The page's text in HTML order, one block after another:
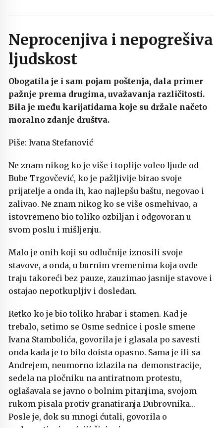
Neprocenjiva i nepogrešiva
ljudskost
Obogatila je i sam pojam poštenja, dala primer
pažnje prema drugima, uvažavanja različitosti.
Bila je među karijatidama koje su držale načeto
moralno zdanje društva.
Piše: Ivana Stefanović
Ne znam nikog ko je više i toplije voleo ljude od
Bube Trgovčević, ko je pažljivije birao svoje
prijatelje a onda ih, kao najlepšu baštu, negovao i
zalivao. Ne znam nikog ko se više osmehivao, a
istovremeno bio toliko ozbiljan i odgovoran u
svom poslu i mišljenju.
Malo je onih koji su odlučnije iznosili svoje
stavove, a onda, u burnim vremenima koja ovde
traju takoreći bez pauze, zauzimao jasnije stavove i
ostajao nepotkupljiv i dosledan.
Retko ko je bio toliko hrabar i stamen. Kad je
trebalo, setimo se Osme sednice i posle smene
Ivana Stambolića, govorila je i glasala po savesti
onda kada je to bilo doista opasno. Sama je ili sa
Andrejem, neumorno izlazila na demonstracije,
sedela na pločniku na antiratnom protestu,
oglašavala se javno o bolnim pitanjima, svojom
rukom pisala protiv granatiranja Dubrovnika…
Posle je, dok su mnogi ćutali, govorila o